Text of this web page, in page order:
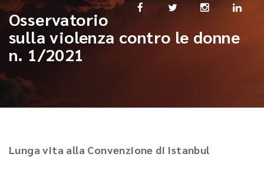
Osservatorio
sulla violenza contro le donne
n. 1/2021
Lunga vita alla Convenzione di Istanbul